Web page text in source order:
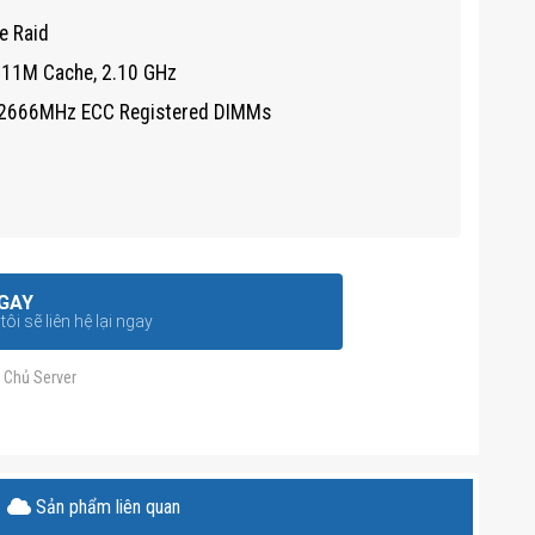
Raid
Cache, 2.10 GHz
ECC Registered DIMMs
sẽ liên hệ lại ngay
Server
Sản phẩm liên quan